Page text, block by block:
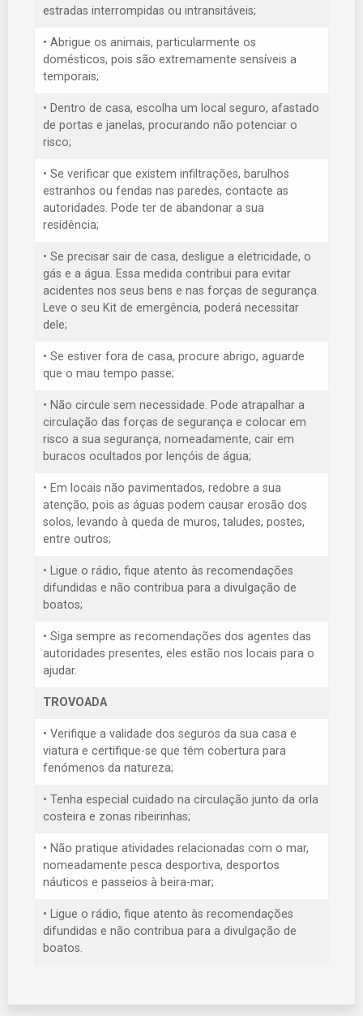
estradas interrompidas ou intransitáveis;
• Abrigue os animais, particularmente os
domésticos, pois são extremamente sensíveis a
temporais;
• Dentro de casa, escolha um local seguro, afastado
de portas e janelas, procurando não potenciar o
risco;
• Se verificar que existem infiltrações, barulhos
estranhos ou fendas nas paredes, contacte as
autoridades. Pode ter de abandonar a sua
residência;
• Se precisar sair de casa, desligue a eletricidade, o
gás e a água. Essa medida contribui para evitar
acidentes nos seus bens e nas forças de segurança.
Leve o seu Kit de emergência, poderá necessitar
dele;
• Se estiver fora de casa, procure abrigo, aguarde
que o mau tempo passe;
• Não circule sem necessidade. Pode atrapalhar a
circulação das forças de segurança e colocar em
risco a sua segurança, nomeadamente, cair em
buracos ocultados por lençóis de água;
• Em locais não pavimentados, redobre a sua
atenção, pois as águas podem causar erosão dos
solos, levando à queda de muros, taludes, postes,
entre outros;
• Ligue o rádio, fique atento às recomendações
difundidas e não contribua para a divulgação de
boatos;
• Siga sempre as recomendações dos agentes das
autoridades presentes, eles estão nos locais para o
ajudar.
TROVOADA
• Verifique a validade dos seguros da sua casa e
viatura e certifique-se que têm cobertura para
fenómenos da natureza;
• Tenha especial cuidado na circulação junto da orla
costeira e zonas ribeirinhas;
• Não pratique atividades relacionadas com o mar,
nomeadamente pesca desportiva, desportos
náuticos e passeios à beira-mar;
• Ligue o rádio, fique atento às recomendações
difundidas e não contribua para a divulgação de
boatos.